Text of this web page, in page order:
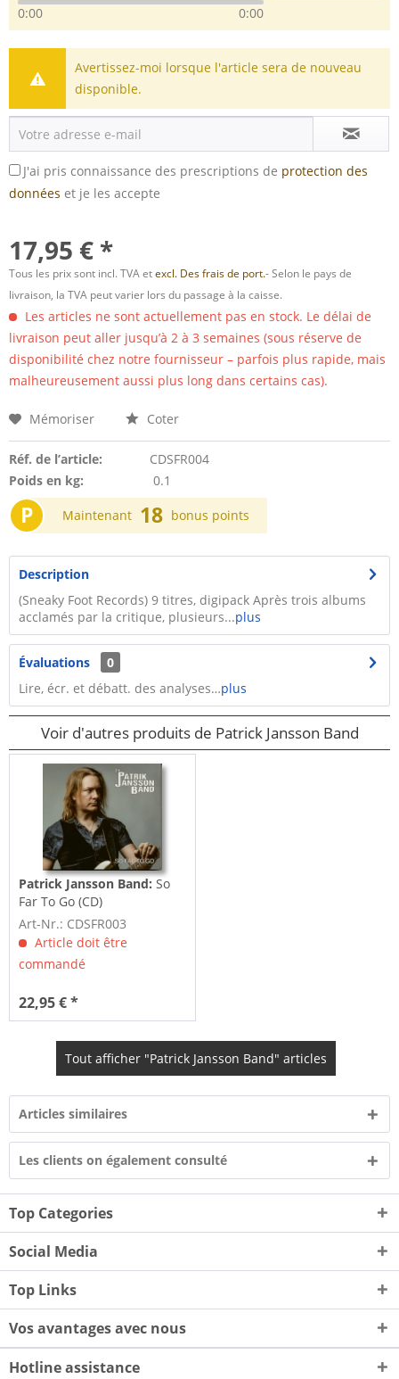
0:00 0:00
Avertissez-moi lorsque l'article sera de nouveau
disponible.
J'ai pris connaissance des prescriptions de protection des
données et je les accepte
17,95 € *
Tous les prix sont incl. TVA etexcl. Des frais de port.- Selon le pays de
livraison, la TVA peut varier lors du passage à la caisse.
Les articles ne sont actuellement pas en stock. Le délai de
livraison peut aller jusqu’à 2 à 3 semaines (sous réserve de
disponibilité chez notre fournisseur – parfois plus rapide, mais
malheureusement aussi plus long dans certains cas).
Mémoriser Coter
Réf. de l’article:
CDSFR004
Poids en kg:
0.1
P Maintenant 18 bonus points
Description
(Sneaky Foot Records) 9 titres, digipack Après trois albums
acclamés par la critique, plusieurs...plus
Évaluations
0
Lire, écr. et débatt. des analyses…plus
Voir d'autres produits de Patrick Jansson Band
Patrick Jansson Band: So
Far To Go (CD)
Art-Nr.: CDSFR003
Article doit être
commandé
22,95 € *
Tout afficher "Patrick Jansson Band" articles
Articles similaires
Les clients on également consulté
Top Categories
Social Media
Top Links
Vos avantages avec nous
Hotline assistance